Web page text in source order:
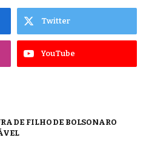
Twitter
YouTube
DE FILHO DE BOLSONARO